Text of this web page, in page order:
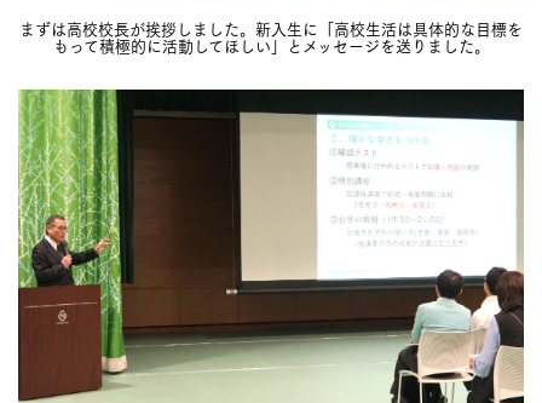
まずは高校校長が挨拶しました。新入生に「高校生活は具体的な目標を
もって積極的に活動してほしい」とメッセージを送りました。